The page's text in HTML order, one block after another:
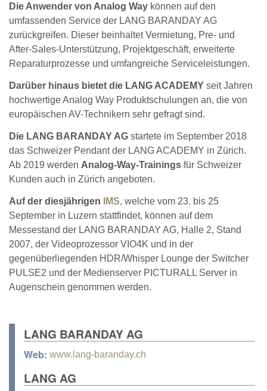
Die Anwender von Analog Way können auf den
umfassenden Service der LANG BARANDAY AG
zurückgreifen. Dieser beinhaltet Vermietung, Pre- und
After-Sales-Unterstützung, Projektgeschäft, erweiterte
Reparaturprozesse und umfangreiche Serviceleistungen.
Darüber hinaus bietet die LANG ACADEMY seit Jahren
hochwertige Analog Way Produktschulungen an, die von
europäischen AV-Technikern sehr gefragt sind.
Die LANG BARANDAY AG startete im September 2018
das Schweizer Pendant der LANG ACADEMY in Zürich.
Ab 2019 werden Analog-Way-Trainings für Schweizer
Kunden auch in Zürich angeboten.
Auf der diesjährigen IMS, welche vom 23. bis 25
September in Luzern stattfindet, können auf dem
Messestand der LANG BARANDAY AG, Halle 2, Stand
2007, der Videoprozessor VIO4K und in der
gegenüberliegenden HDR/Whisper Lounge der Switcher
PULSE2 und der Medienserver PICTURALL Server in
Augenschein genommen werden.
LANG BARANDAY AG
Web: www.lang-baranday.ch
LANG AG